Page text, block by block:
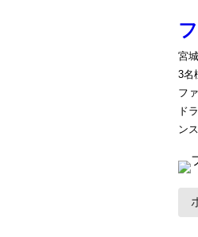
宮
3名
フ
ド
ン